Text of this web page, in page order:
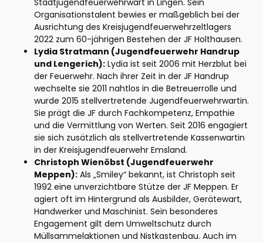
Stadtjugendfeuerwehrwart in Lingen. Sein
Organisationstalent bewies er maßgeblich bei der
Ausrichtung des Kreisjugendfeuerwehrzeltlagers
2022 zum 60-jährigen Bestehen der JF Holthausen.
Lydia Stratmann (Jugendfeuerwehr Handrup
und Lengerich): Lydia ist seit 2006 mit Herzblut bei
der Feuerwehr. Nach ihrer Zeit in der JF Handrup
wechselte sie 2011 nahtlos in die Betreuerrolle und
wurde 2015 stellvertretende Jugendfeuerwehrwartin.
Sie prägt die JF durch Fachkompetenz, Empathie
und die Vermittlung von Werten. Seit 2016 engagiert
sie sich zusätzlich als stellvertretende Kassenwartin
in der Kreisjugendfeuerwehr Emsland.
Christoph Wienöbst (Jugendfeuerwehr
Meppen): Als „Smiley“ bekannt, ist Christoph seit
1992 eine unverzichtbare Stütze der JF Meppen. Er
agiert oft im Hintergrund als Ausbilder, Gerätewart,
Handwerker und Maschinist. Sein besonderes
Engagement gilt dem Umweltschutz durch
Müllsammelaktionen und Nistkastenbau. Auch im